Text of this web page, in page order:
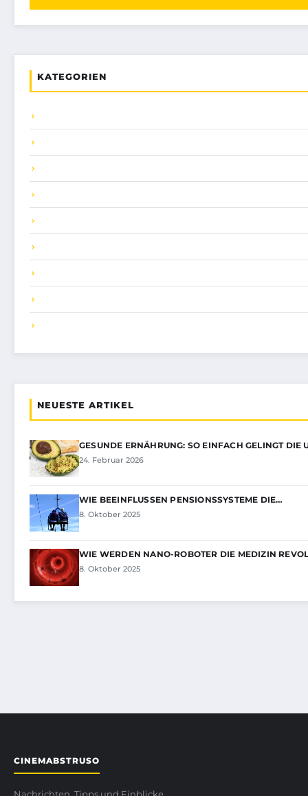
KATEGORIEN
NEUESTE ARTIKEL
GESUNDE ERNÄHRUNG: SO EINFACH GELINGT DIE
24. Februar 2026
WIE BEEINFLUSSEN PENSIONSSYSTEME DIE…
8. Oktober 2025
WIE WERDEN NANO-ROBOTER DIE MEDIZIN
8. Oktober 2025
CINEMABSTRUSO